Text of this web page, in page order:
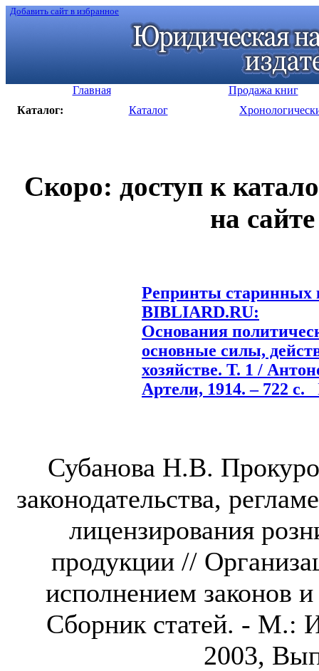
Добавить сайт в избранное
Главная
Продажа книг
Каталог:
Каталог
Скоро: доступ к
на
Репринты старинных
BIBLIARD.RU:
Основания
основные силы,
хозяйстве. Т. 1 /
Артели, 1914. – 722 c.
Субанова Н.В.
законодательства,
лицензирования
продукции //
исполнением законов
Сборник статей. - М.:
2003,